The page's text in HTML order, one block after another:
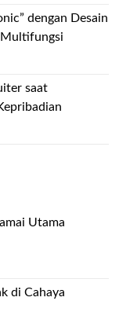
dengan Desain
saat
Utama
di Cahaya